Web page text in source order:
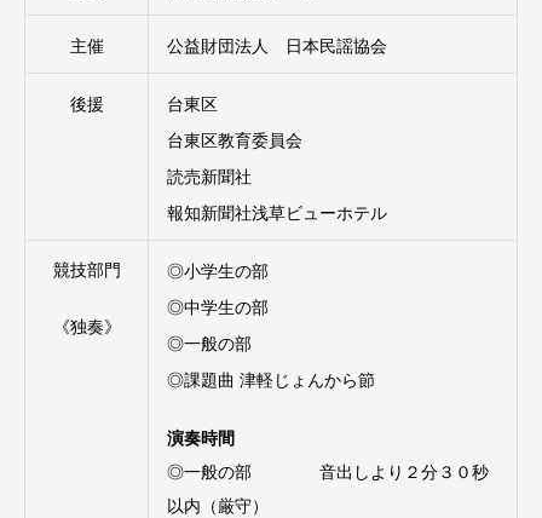
主催 公益財団法人 日本民謡協会
後援
台東区
台東区教育委員会
読売新聞社
報知新聞社浅草ビューホテル
競技部門
《独奏》
◎小学生の部
◎中学生の部
◎一般の部
◎課題曲 津軽じょんから節
演奏時間
◎一般の部 音出しより２分３０秒
以内（厳守）